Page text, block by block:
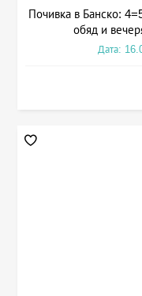
Почивка в Банско:
обяд и
Дата: